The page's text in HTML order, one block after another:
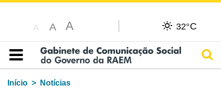
A A A 32°C
Índice
Início
Notícias